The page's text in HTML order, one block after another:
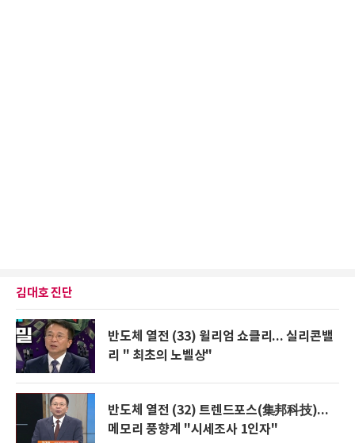
김대호 진단
반도체 열전 (33) 윌리엄 쇼클리... 실리콘밸
리 " 최초의 노벨상"
반도체 열전 (32) 트렌드포스(集邦科技)...
메모리 풍향계 "시세조사 1인자"